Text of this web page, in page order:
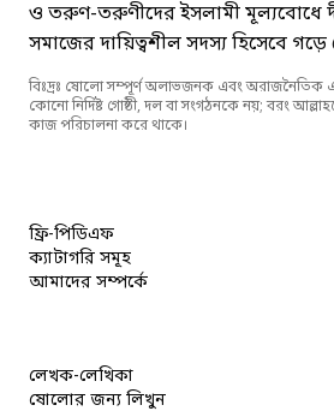
ও তরুণ-তরুণীদের ইসলামী মূল্যবোধে
সমাজের দায়িত্বশীল সদস্য হিসেবে
বিঃদ্রঃ ষোলো সম্পূর্ণ অলাভজনক এবং অরাজনৈতিক
কোনো নির্দিষ্ট গোষ্ঠী, দল বা সংগঠনকে নয়; বরং
কাজ পরিচালনা করে থাকে।
ফ্রি-পিডিএফ
ক্যাটাগরি সমূহ
আমাদের সম্পর্কে
লেখক-লেখিকা
ষোলোর জন্য লিখুন